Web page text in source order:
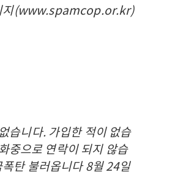
지(www.spamcop.or.kr)
습니다. 가입한 적이 없습
중으로 연락이 되지 않습
탄 불러옵니다 8월 24일